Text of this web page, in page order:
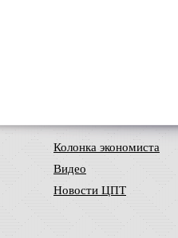
Колонка экономиста
Видео
Новости ЦПТ